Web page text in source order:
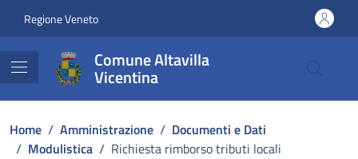
Regione Veneto
Comune Altavilla
Vicentina
Home / Amministrazione / Documenti e Dati
/ Modulistica / Richiesta rimborso tributi locali